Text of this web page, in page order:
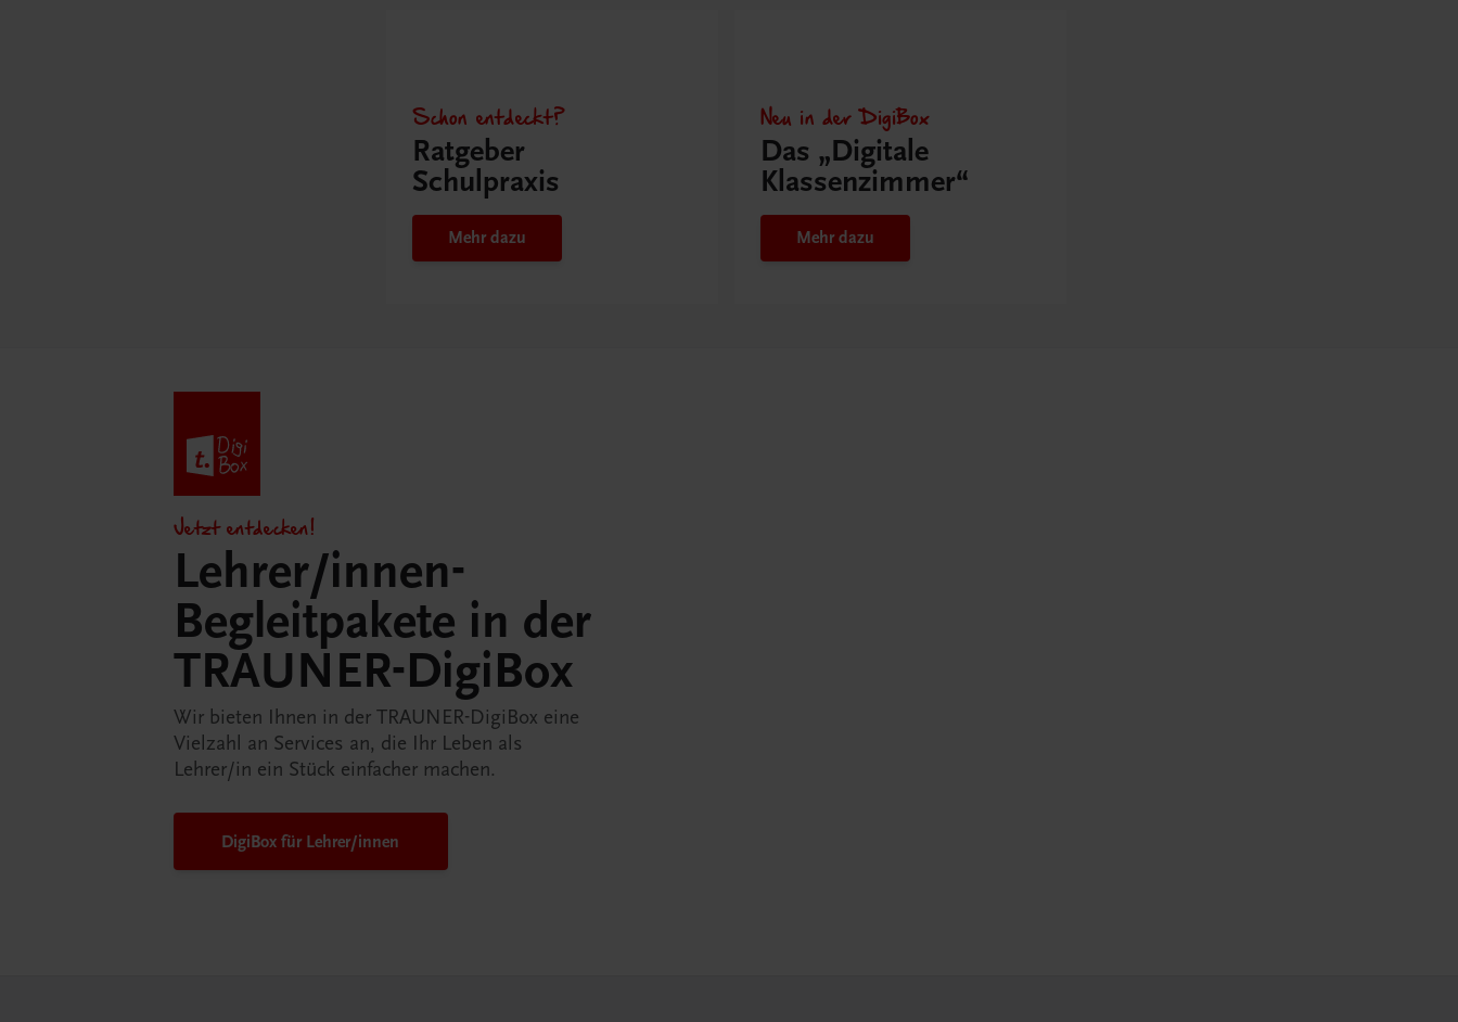
Schon entdeckt?
Ratgeber
Schulpraxis
Mehr dazu
Neu in der DigiBox
Das „Digitale
Klassenzimmer“
Mehr dazu
Jetzt entdecken!
Lehrer/innen-
Begleitpakete in der
TRAUNER-DigiBox
Wir bieten Ihnen in der TRAUNER-DigiBox eine
Vielzahl an Services an, die Ihr Leben als
Lehrer/in ein Stück einfacher machen.
DigiBox für Lehrer/innen